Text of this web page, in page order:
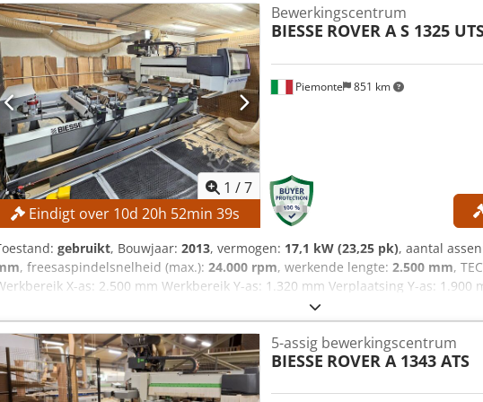
1 /7
Eindigt over 10d20h 52min38s
Piemonte 851 km
Bewerkingscentrum
BIESSE ROVER A S 1325
gebruikt, Bouwjaar: 2013, vermogen: 17,1 kW (23,25 pk), aantal
, freesaspindelsnelheid (max.): 24.000 rpm, werkende lengte: 2.500 mm,
X-as: 2.500 mm Werkbereik Y-as: 1.320 mm Verplaatsing Y-as: 1.900
plaatgeometrie: 170 mm Werktabel: console- en geleiderailtabel Aantal
X-as: 80 m/min Verplaatsingssnelheid Y-as: 80 m/min
20 m/min Booreenheid Aantal booreenheden: 1 Positie van de booreenheid:
Horizontale boorspindels, X-richting: 4 Horizontale boorspindels, Y-richting: 2
16 Freesteken Aantal freestekens: 1 Positie van de freesteken:
gereedschapswisseling: ja Motorvermogen: 13 kW Toerental:
5-assig bewerkingscentrum
BIESSE ROVER A 1343 ATS